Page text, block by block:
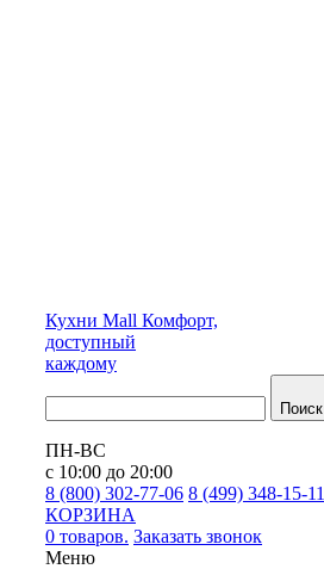
Кухни Mall Комфорт,
доступный
каждому
Поиск
ПН-ВС
с 10:00 до 20:00
8 (800) 302-77-06 8 (499) 348-15-11
КОРЗИНА
0 товаров. Заказать звонок
Меню